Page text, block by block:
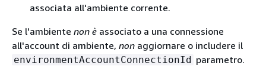
associata all'ambiente corrente.
Se l'ambiente non è associato a una connessione
all'account di ambiente, non aggiornare o includere il
environmentAccountConnectionId parametro.